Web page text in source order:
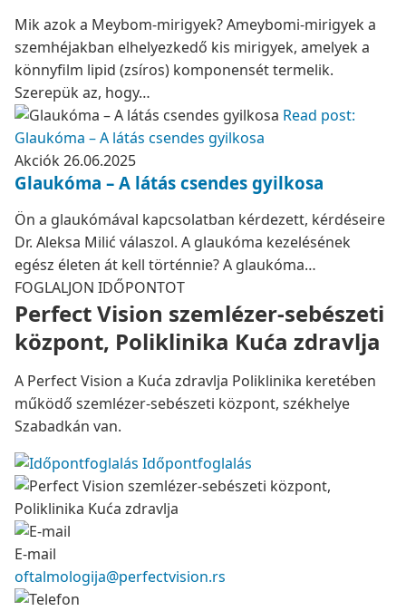
Mik azok a Meybom-mirigyek? Ameybomi-mirigyek a
szemhéjakban elhelyezkedő kis mirigyek, amelyek a
könnyfilm lipid (zsíros) komponensét termelik.
Szerepük az, hogy…
Read post:
Glaukóma – A látás csendes gyilkosa
Akciók26.06.2025
Glaukóma – A látás csendes gyilkosa
Ön a glaukómával kapcsolatban kérdezett, kérdéseire
Dr. Aleksa Milić válaszol. A glaukóma kezelésének
egész életen át kell történnie? A glaukóma…
FOGLALJON IDŐPONTOT
Perfect Vision szemlézer-sebészeti
központ, Poliklinika Kuća zdravlja
A Perfect Vision a Kuća zdravlja Poliklinika keretében
működő szemlézer-sebészeti központ, székhelye
Szabadkán van.
Időpontfoglalás
E-mail
oftalmologija@perfectvision.rs